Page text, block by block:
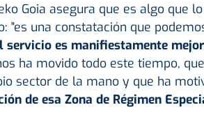
Goia asegura que es algo que
"es una constatación que
servicio es manifiestamente
ha movido todo este tiempo,
sector de la mano y que ha
de esa Zona de Régimen